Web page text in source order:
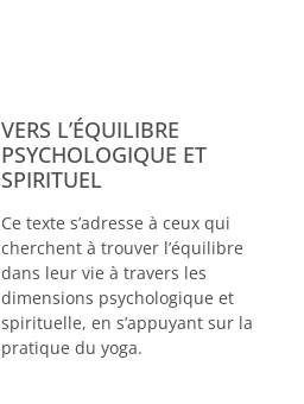
VERS L’ÉQUILIBRE
PSYCHOLOGIQUE ET
SPIRITUEL
Ce texte s’adresse à ceux qui
cherchent à trouver l’équilibre
dans leur vie à travers les
dimensions psychologique et
spirituelle, en s’appuyant sur la
pratique du yoga.